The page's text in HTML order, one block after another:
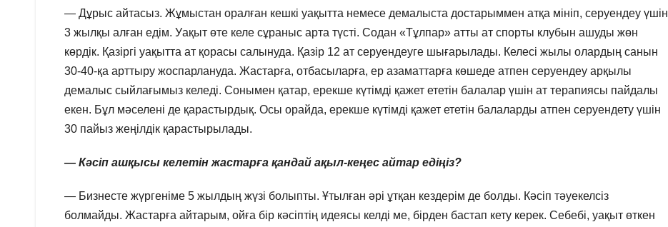
— Дұрыс айтасыз. Жұмыстан оралған кешкі уақытта немесе демалыста достарыммен атқа мініп, серуендеу үшін
3 жылқы алған едім. Уақыт өте келе сұраныс арта түсті. Содан «Тұлпар» атты ат спорты клубын ашуды жөн
көрдік. Қазіргі уақытта ат қорасы салынуда. Қазір 12 ат серуендеуге шығарылады. Келесі жылы олардың санын
30-40-қа арттыру жоспарлануда. Жастарға, отбасыларға, ер азаматтарға көшеде атпен серуендеу арқылы
демалыс сыйлағымыз келеді. Сонымен қатар, ерекше күтімді қажет ететін балалар үшін ат терапиясы пайдалы
екен. Бұл мәселені де қарастырдық. Осы орайда, ерекше күтімді қажет ететін балаларды атпен серуендету үшін
30 пайыз жеңілдік қарастырылады.
— Кәсіп ашқысы келетін жастарға қандай ақыл-кеңес айтар едіңіз?
— Бизнесте жүргеніме 5 жылдың жүзі болыпты. Ұтылған әрі ұтқан кездерім де болды. Кәсіп тәуекелсіз
болмайды. Жастарға айтарым, ойға бір кәсіптің идеясы келді ме, бірден бастап кету керек. Себебі, уақыт өткен